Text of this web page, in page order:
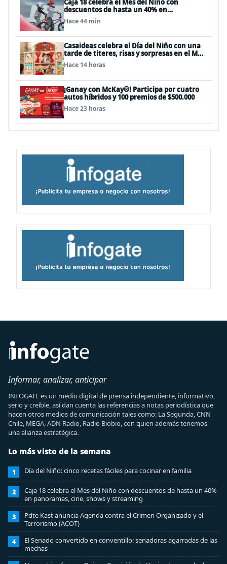
Caja 18 celebra el Mes del Niño con
descuentos de hasta un 40% en
panoramas, cine, shows y streaming
Hace 44 min
Casaideas celebra el Día del Niño con una
tarde de títeres, risas y sorpresas en el Mall
Plaza Vespucio
Hace 14 horas
¡Ganay con McKay®! Participa por cuatro
autos híbridos y 100 premios de $500.000
Hace 23 horas
Informar, analizar, anticipar
INFOGATE es un medio digital de prensa independiente, informativo,
serio y creíble, así dan cuenta las referencias a notas periodística que
hacen otros medios de comunicación tales como: La Segunda, CNN
Chile, MEGA, ADN Radio, Radio Biobio, con quien además tenemos
una alianza estratégica.
Lo más visto de la semana
1 Día del Niño: cinco recetas fáciles para cocinar en familia
2
Caja 18 celebra el Mes del Niño con descuentos de hasta un 40%
en panoramas, cine, shows y streaming
3
Pdte Kast anuncia Agenda contra el Crimen Organizado y el
Terrorismo (ACOT)
4
El Senado convertido en conventillo: senadoras agarradas de las
mechas